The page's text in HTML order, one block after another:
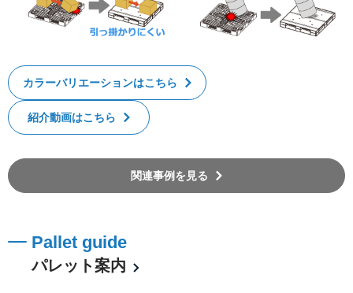
カラーバリエーションはこちら
紹介動画はこちら
関連事例を見る
Pallet guide
パレット案内